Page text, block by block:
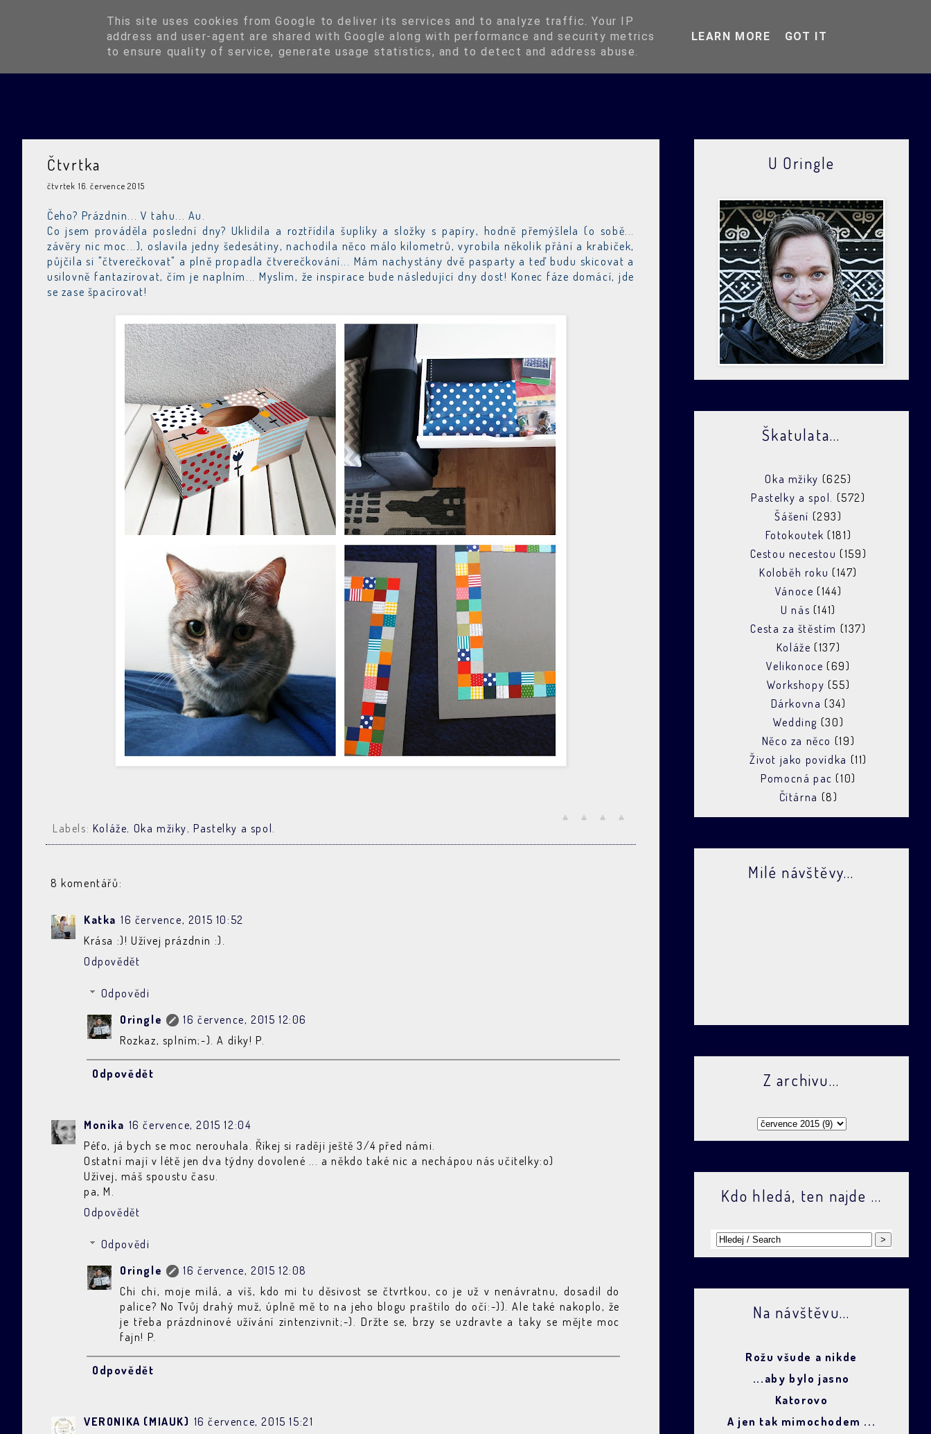
Blog Instagram Kup si Oringli O Oringli
Čtvrtka
čtvrtek 16. července 2015
Čeho? Prázdnin... V tahu... Au.
Co jsem prováděla poslední dny? Uklidila a roztřídila šuplíky a složky s papíry, hodně přemýšlela (o sobě...
závěry nic moc...), oslavila jedny šedesátiny, nachodila něco málo kilometrů, vyrobila několik přání a krabiček,
půjčila si "čtverečkovat" a plně propadla čtverečkování... Mám nachystány dvě pasparty a teď budu skicovat a
usilovně fantazírovat, čím je naplním... Myslím, že inspirace bude následující dny dost! Konec fáze domácí, jde
se zase špacírovat!
Labels: Koláže, Oka mžiky,Pastelky a spol.
8 komentářů:
Katka 16 července, 2015 10:52
Krása :)! Užívej prázdnin :).
Odpovědět
Odpovědi
Oringle
16 července, 2015 12:06
Rozkaz, splním;-). A díky! P.
Odpovědět
Monika 16 července, 2015 12:04
Péťo, já bych se moc nerouhala. Říkej si raději ještě 3/4 před námi.
Ostatní mají v létě jen dva týdny dovolené ... a někdo také nic a nechápou nás učitelky:o)
Užívej, máš spoustu času.
pa, M.
Odpovědět
Odpovědi
Oringle
16 července, 2015 12:08
Chi chi, moje milá, a víš, kdo mi tu děsivost se čtvrtkou, co je už v nenávratnu, dosadil do
palice? No Tvůj drahý muž, úplně mě to na jeho blogu praštilo do očí:-)). Ale také nakoplo, že
je třeba prázdninové užívání zintenzivnit;-). Držte se, brzy se uzdravte a taky se mějte moc
fajn! P.
Odpovědět
VERONIKA (MIAUK) 16 července, 2015 15:21
U Oringle
Škatulata...
Oka mžiky (625)
Pastelky a spol. (572)
Šášení (293)
Fotokoutek (181)
Cestou necestou (159)
Koloběh roku (147)
Vánoce (144)
U nás (141)
Cesta za štěstím (137)
Koláže (137)
Velikonoce (69)
Workshopy (55)
Dárkovna (34)
Wedding (30)
Něco za něco (19)
Život jako povídka (11)
Pomocná pac (10)
Čítárna (8)
Milé návštěvy...
Z archivu...
Kdo hledá, ten najde ...
Na návštěvu...
Rožu všude a nikde
...aby bylo jasno
Katorovo
A jen tak mimochodem ...
This site uses cookies from Google to deliver its services and to analyze traffic. Your IP
address and user-agent are shared with Google along with performance and security metrics
to ensure quality of service, generate usage statistics, and to detect and address abuse.
LEARN MORE GOT IT